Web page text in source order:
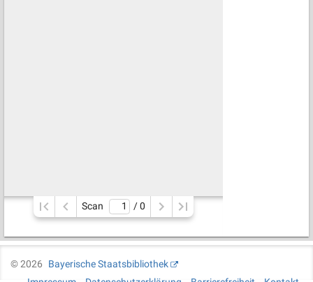
Scan / 0
©2026
Bayerische Staatsbibliothek